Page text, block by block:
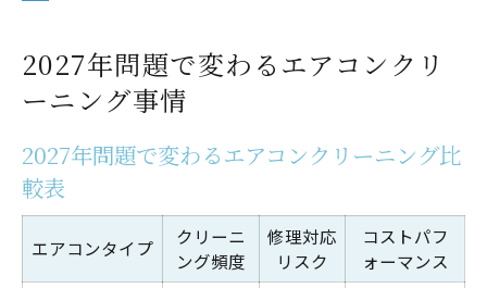
2027年以降のエアコンクリーニング費用動
向
エアコンクリーニングの重要性と新基準の関係
新基準におけるエアコンクリーニングの役
割
2027年問題で変わるエアコンクリ
ーニング事情
2027年問題で変わるエアコンクリーニング比
較表
エアコンタイプ
クリーニ
ング頻度
修理対応
リスク
コストパフ
ォーマンス